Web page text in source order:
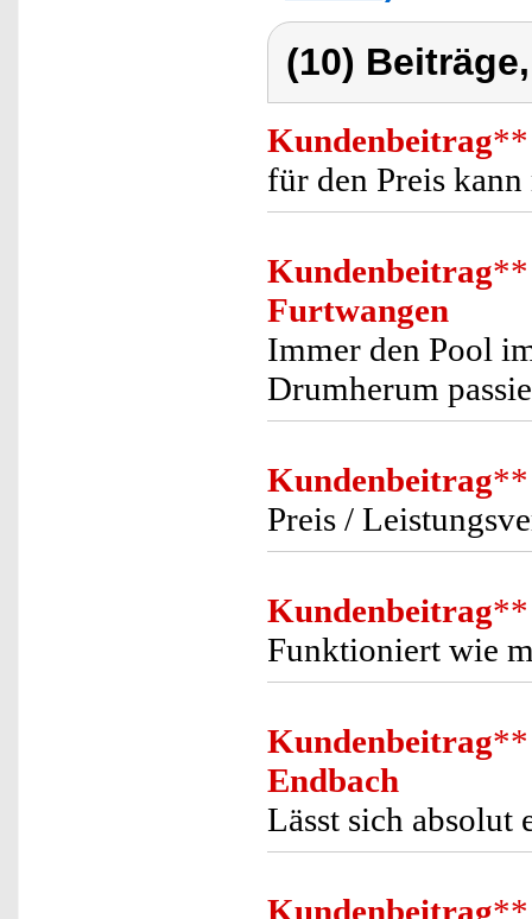
(10)
Kundenbeitrag**
für den Preis
Kundenbeitrag**
Furtwangen
Immer den Pool
Drumherum
Kundenbeitrag**
Preis /
Kundenbeitrag**
Funktioniert wie
Kundenbeitrag**
Endbach
Lässt sich absolut
Kundenbeitrag**